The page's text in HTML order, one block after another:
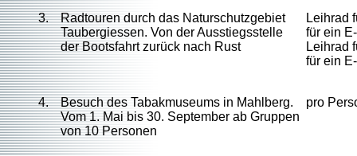
3.
Radtouren durch das Naturschutzgebiet
Taubergiessen. Von der Ausstiegsstelle
der Bootsfahrt zurück nach Rust
Leihrad
für ein
Leihrad
für ein
4.
Besuch des Tabakmuseums in Mahlberg.
Vom 1. Mai bis 30. September ab Gruppen
von 10 Personen
pro